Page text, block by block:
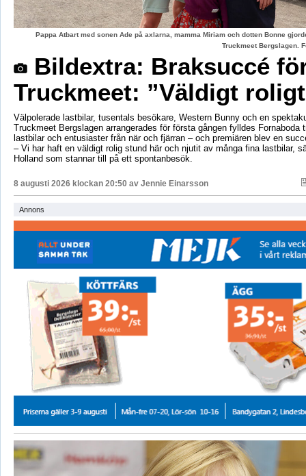
Pappa Atbart med sonen Ade på axlarna, mamma Miriam och dotten Bonne
Truckmeet Bergslagen.
Bildextra: Braksuccé
Truckmeet: ”Väldigt
Välpolerade lastbilar, tusentals besökare, Western Bunny och en
Truckmeet Bergslagen arrangerades för första gången fylldes Fornaboda
lastbilar och entusiaster från när och fjärran – och premiären blev en
– Vi har haft en väldigt rolig stund här och njutit av många fina lastbilar,
Holland som stannar till på ett spontanbesök.
8 augusti 2026 klockan 20:50 av Jennie Einarsson
Annons